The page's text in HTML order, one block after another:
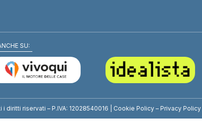
SU:
riservati – P.IVA: 12028540016 | Cookie Policy – Privacy Policy